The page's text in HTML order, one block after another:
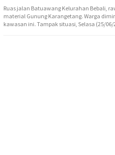
Ruas jalan Batuawang Kelurahan Bebali,
material Gunung Karangetang. Warga
kawasan ini. Tampak situasi, Selasa (25/06/